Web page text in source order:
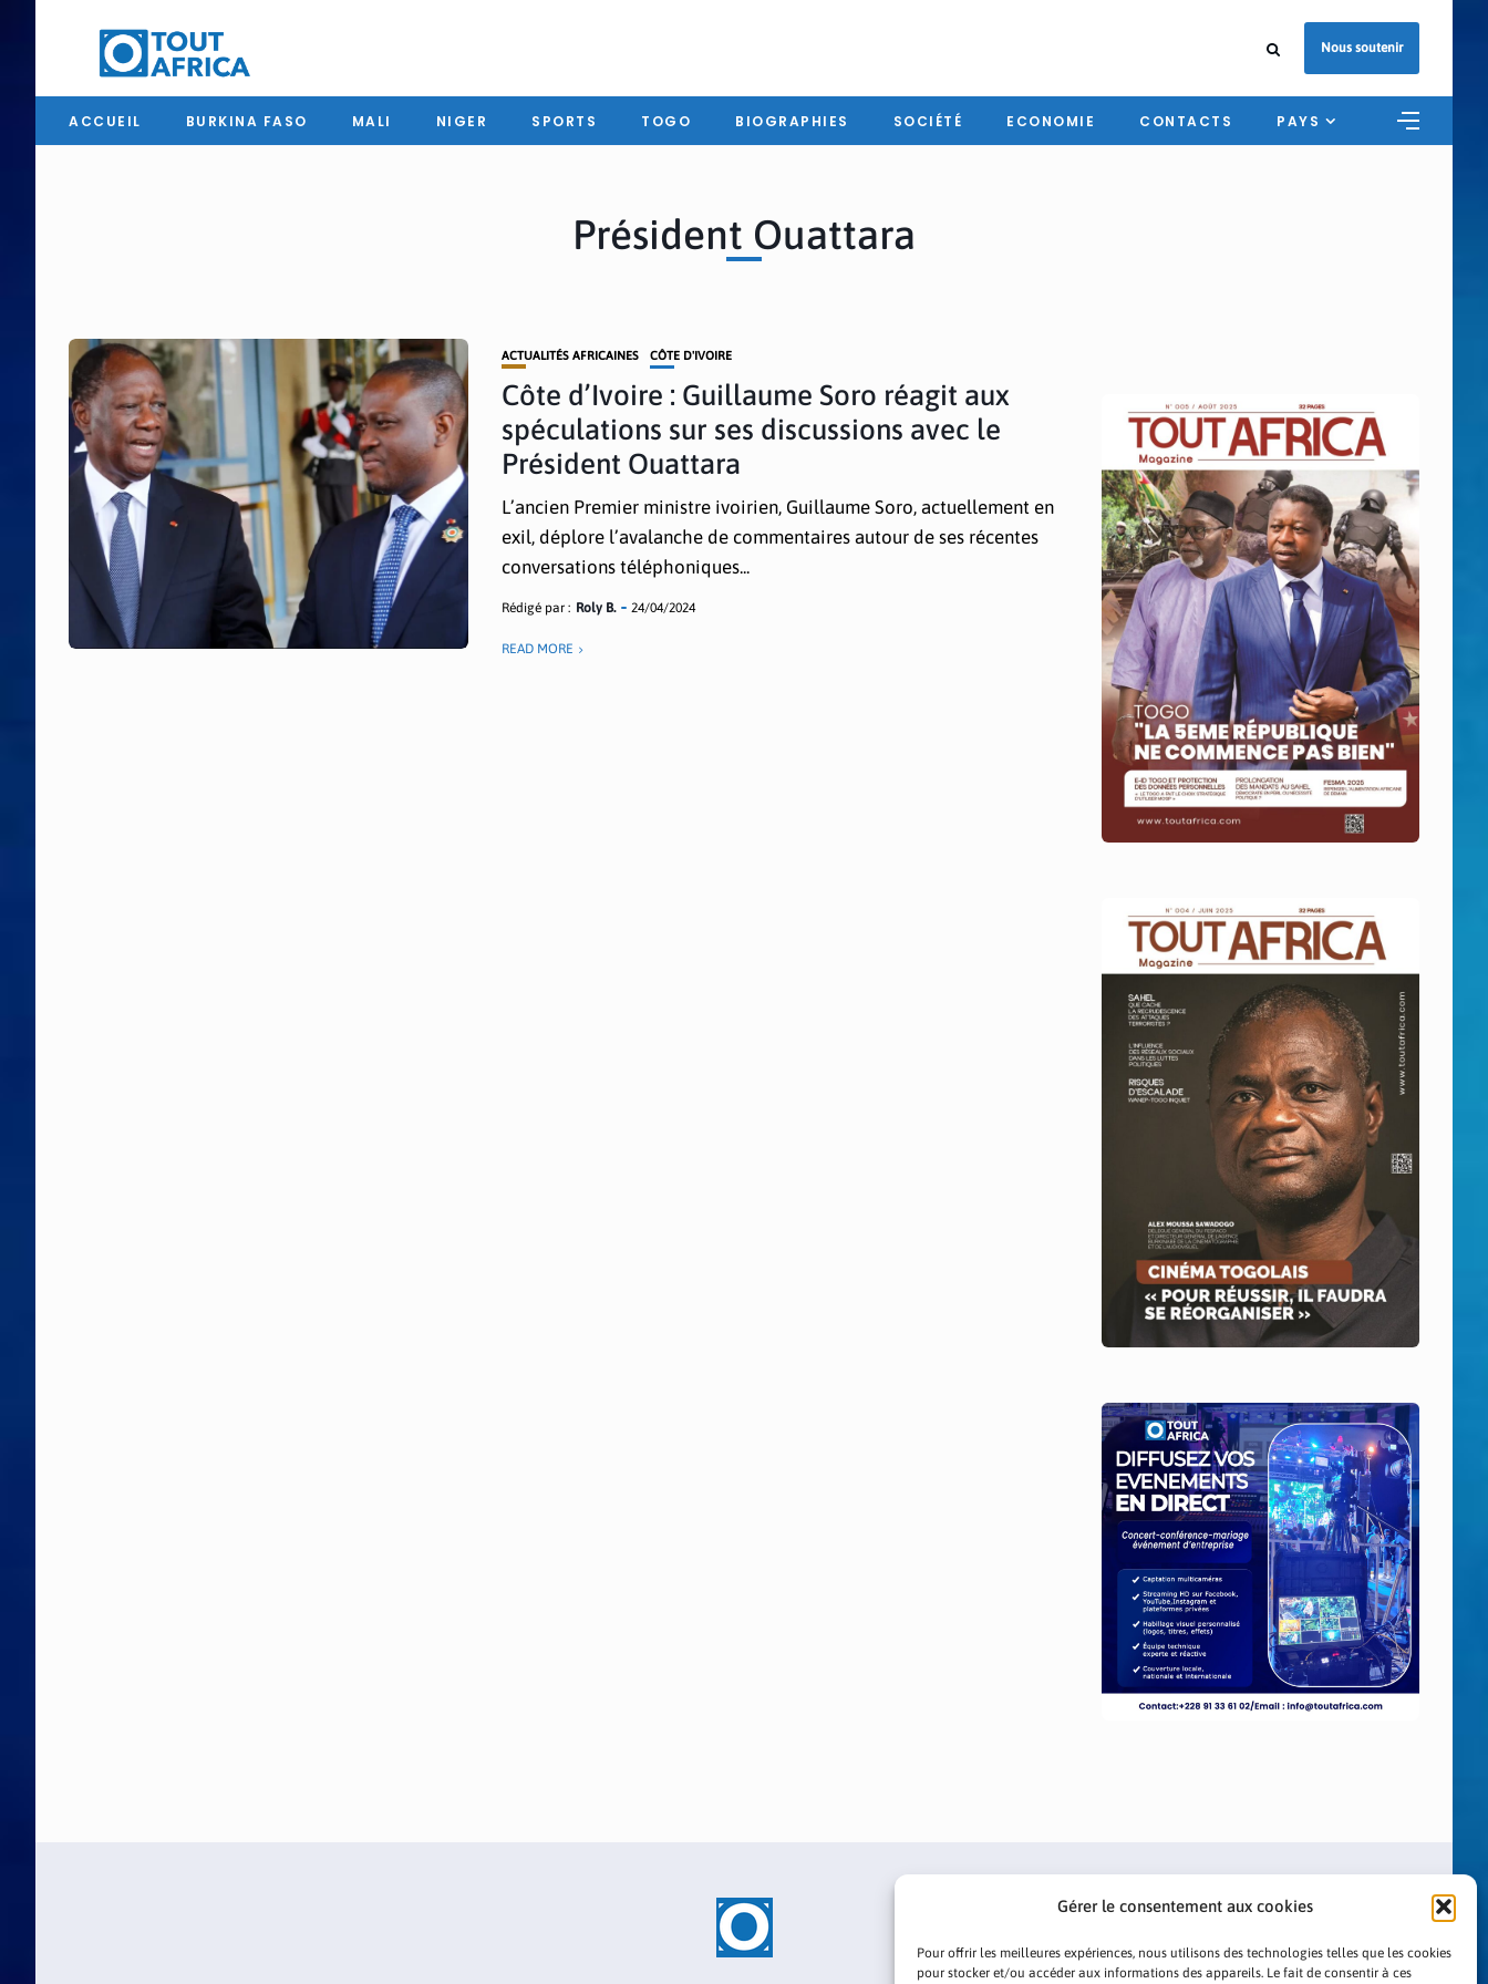
Gérer le consentement aux cookies
Pour offrir les meilleures expériences, nous utilisons des technologies telles que les cookies
pour stocker et/ou accéder aux informations des appareils. Le fait de consentir à ces
Nous soutenir
ACCUEIL BURKINA FASO MALI NIGER SPORTS TOGO BIOGRAPHIES SOCIÉTÉ ECONOMIE CONTACTS PAYS
Président Ouattara
ACTUALITÉS AFRICAINES CÔTE D'IVOIRE
Côte d’Ivoire : Guillaume Soro réagit aux
spéculations sur ses discussions avec le
Président Ouattara
L’ancien Premier ministre ivoirien, Guillaume Soro, actuellement en
exil, déplore l’avalanche de commentaires autour de ses récentes
conversations téléphoniques...
Rédigé par : Roly B. 24/04/2024
READ MORE